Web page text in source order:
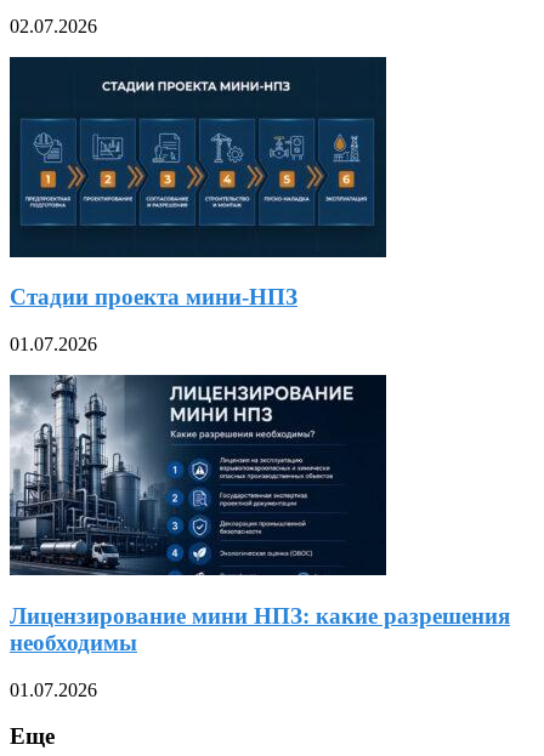
02.07.2026
Стадии проекта мини-НПЗ
01.07.2026
Лицензирование мини НПЗ: какие разрешения
необходимы
01.07.2026
Еще